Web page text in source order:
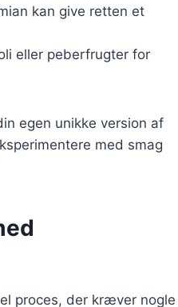
kan give retten et
eller peberfrugter for
egen unikke version af
med smag
proces, der kræver nogle